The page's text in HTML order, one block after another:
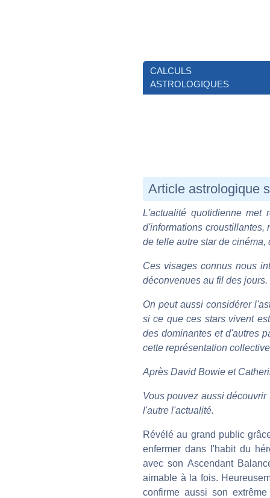
CALCULS
ASTROLOGIQUES
Article astrologique
L'actualité quotidienne met
d'informations croustillantes,
de telle autre star de
Ces visages connus nous
déconvenues au fil des jours.
On peut aussi considérer
si ce que ces stars vivent
des dominantes et d'autres
cette représentation
Après David Bowie et
Vous pouvez aussi
l'autre l'actualité.
Révélé au grand public
enfermer dans l'habit du
avec son Ascendant
aimable à la fois.
confirme aussi son